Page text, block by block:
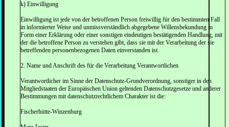
k) Einwilligung
Einwilligung ist jede von der betroffenen Person freiwillig für den bestimmten Fall
in informierter Weise und unmissverständlich abgegebene Willensbekundung in
Form einer Erklärung oder einer sonstigen eindeutigen bestätigenden Handlung, mit
der die betroffene Person zu verstehen gibt, dass sie mit der Verarbeitung der sie
betreffenden personenbezogenen Daten einverstanden ist.
2. Name und Anschrift des für die Verarbeitung Verantwortlichen
Verantwortlicher im Sinne der Datenschutz-Grundverordnung, sonstiger in den
Mitgliedstaaten der Europäischen Union geltenden Datenschutzgesetze und anderer
Bestimmungen mit datenschutzrechtlichem Charakter ist die:
Fischerhütte-Winzenburg